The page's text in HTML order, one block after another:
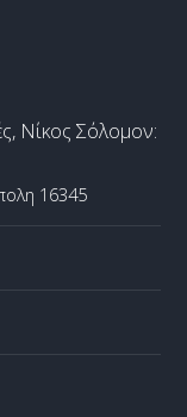
Νίκος Σόλομον:
16345